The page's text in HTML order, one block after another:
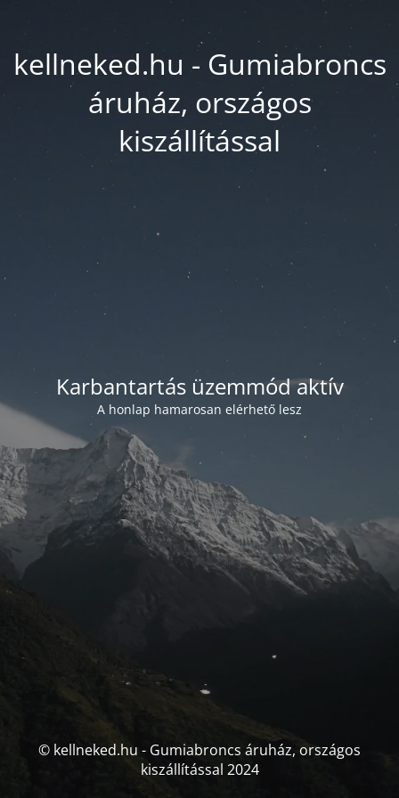
kellneked.hu - Gumiabroncs
áruház, országos
kiszállítással
Karbantartás üzemmód aktív
A honlap hamarosan elérhető lesz
© kellneked.hu - Gumiabroncs áruház, országos
kiszállítással 2024